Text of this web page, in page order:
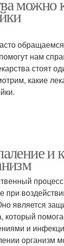
обращаемся
нам
стоят
какие
и
при
является
который
и
организм